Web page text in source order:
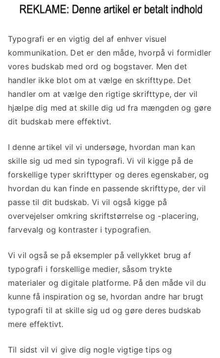
Typografi er en vigtig del af enhver visuel
kommunikation. Det er den måde, hvorpå vi formidler
vores budskab med ord og bogstaver. Men det
handler ikke blot om at vælge en skrifttype. Det
handler om at vælge den rigtige skrifttype, der vil
hjælpe dig med at skille dig ud fra mængden og gøre
dit budskab mere effektivt.
I denne artikel vil vi undersøge, hvordan man kan
skille sig ud med sin typografi. Vi vil kigge på de
forskellige typer skrifttyper og deres egenskaber, og
hvordan du kan finde en passende skrifttype, der vil
passe til dit budskab. Vi vil også kigge på
overvejelser omkring skriftstørrelse og -placering,
farvevalg og kontraster i typografien.
Vi vil også se på eksempler på vellykket brug af
typografi i forskellige medier, såsom trykte
materialer og digitale platforme. På den måde vil du
kunne få inspiration og se, hvordan andre har brugt
typografi til at skille sig ud og gøre deres budskab
mere effektivt.
Til sidst vil vi give dig nogle vigtige tips og